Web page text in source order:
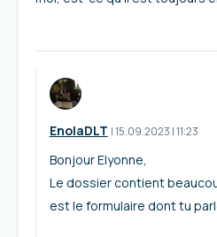
EnolaDLT I15.09.2023 |11:23
Bonjour Elyonne,
Le dossier contient
est le formulaire dont tu